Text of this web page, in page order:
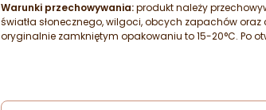
Warunki przechowywania:produkt należy
światła słonecznego, wilgoci, obcych zapachów
oryginalnie zamkniętym opakowaniu to 15-20°C. Po